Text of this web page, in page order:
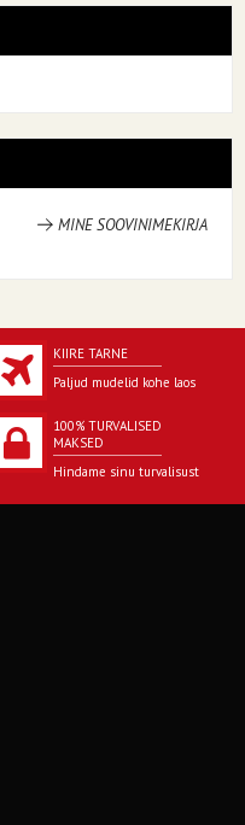
MINE SOOVINIMEKIRJA
KIIRE TARNE
Paljud mudelid kohe laos
100% TURVALISED
MAKSED
Hindame sinu turvalisust